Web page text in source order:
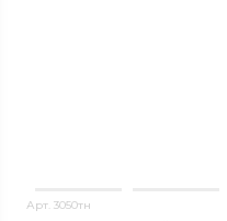
Арт. 3050тн